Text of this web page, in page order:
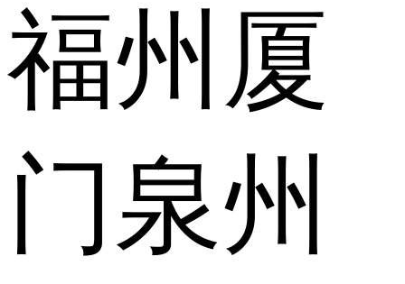
福州 厦
门泉州